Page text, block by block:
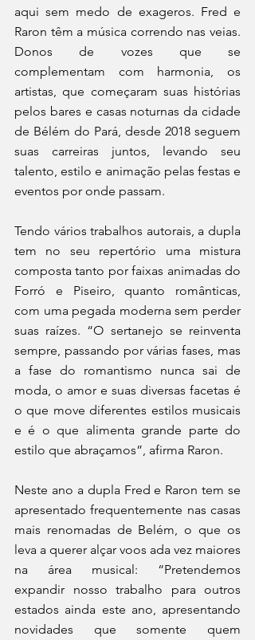
aqui sem medo de exageros. Fred e
Raron têm a música correndo nas veias.
Donos de vozes que se
complementam com harmonia, os
artistas, que começaram suas histórias
pelos bares e casas noturnas da cidade
de Bélém do Pará, desde 2018 seguem
suas carreiras juntos, levando seu
talento, estilo e animação pelas festas e
eventos por onde passam.
Tendo vários trabalhos autorais, a dupla
tem no seu repertório uma mistura
composta tanto por faixas animadas do
Forró e Piseiro, quanto românticas,
com uma pegada moderna sem perder
suas raízes. “O sertanejo se reinventa
sempre, passando por várias fases, mas
a fase do romantismo nunca sai de
moda, o amor e suas diversas facetas é
o que move diferentes estilos musicais
e é o que alimenta grande parte do
estilo que abraçamos”, afirma Raron.
Neste ano a dupla Fred e Raron tem se
apresentado frequentemente nas casas
mais renomadas de Belém, o que os
leva a querer alçar voos ada vez maiores
na área musical: “Pretendemos
expandir nosso trabalho para outros
estados ainda este ano, apresentando
novidades que somente quem